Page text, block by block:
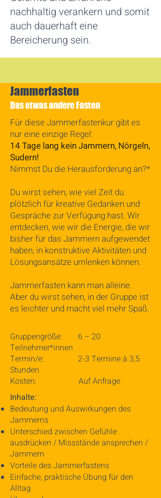
nachhaltig verankern und somit
auch dauerhaft eine
Bereicherung sein.
Jammerfasten
Das etwas andere Fasten
Für diese Jammerfastenkur gibt es
nur eine einzige Regel:
14 Tage lang kein Jammern, Nörgeln,
Sudern!
Nimmst Du die Herausforderung an?*
​Du wirst sehen, wie viel Zeit du
plötzlich für kreative Gedanken und
Gespräche zur Verfügung hast. Wir
entdecken, wie wir die Energie, die wir
bisher für das Jammern aufgewendet
haben, in konstruktive Aktivitäten und
Lösungsansätze umlenken können.
​Jammerfasten kann man alleine.
Aber du wirst sehen, in der Gruppe ist
es leichter und macht viel mehr Spaß.
Gruppengröße: 6 – 20
Teilnehmer*innen
Termin/e: 2-3 Termine à 3,5
Stunden
Kosten: Auf Anfrage
Inhalte:
Bedeutung und Auswirkungen des
Jammerns
Unterschied zwischen Gefühle
ausdrücken / Missstände ansprechen /
Jammern
Vorteile des Jammerfastens
Einfache, praktische Übung für den
Alltag